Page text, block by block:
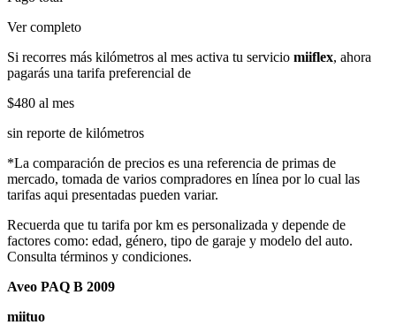
Ver completo
Si recorres más kilómetros al mes activa tu servicio miiflex, ahora
pagarás una tarifa preferencial de
$480 al mes
sin reporte de kilómetros
*La comparación de precios es una referencia de primas de
mercado, tomada de varios compradores en línea por lo cual las
tarifas aqui presentadas pueden variar.
Recuerda que tu tarifa por km es personalizada y depende de
factores como: edad, género, tipo de garaje y modelo del auto.
Consulta términos y condiciones.
Aveo PAQ B 2009
miituo